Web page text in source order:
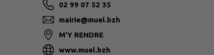
02 99 07 52 35
mairie@muel.bzh
M'Y RENDRE
www.muel.bzh